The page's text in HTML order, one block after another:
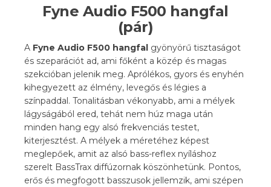
Fyne Audio F500 hangfal
(pár)
A Fyne Audio F500 hangfal gyönyörű tisztaságot
és szeparációt ad, ami főként a közép és magas
szekcióban jelenik meg. Aprólékos, gyors és enyhén
kihegyezett az élmény, levegős és légies a
színpaddal. Tonalitásban vékonyabb, ami a mélyek
lágyságából ered, tehát nem húz maga után
minden hang egy alsó frekvenciás testet,
kiterjesztést. A mélyek a méretéhez képest
meglepőek, amit az alsó bass-reflex nyíláshoz
szerelt BassTrax diffúzornak köszönhetünk. Pontos,
erős és megfogott basszusok jellemzik, ami szépen